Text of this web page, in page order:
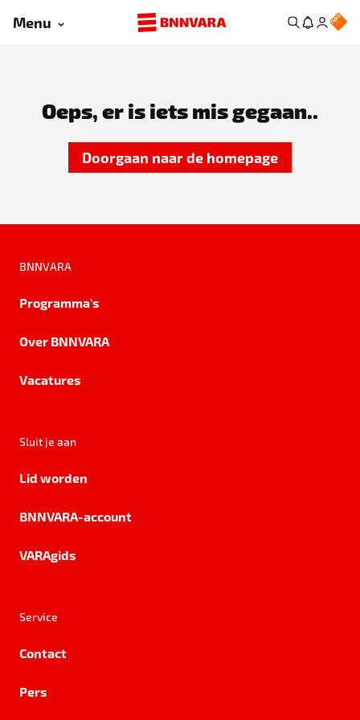
Menu
Oeps, er is iets mis gegaan..
Doorgaan naar de homepage
BNNVARA
Programma's
Over BNNVARA
Vacatures
Sluit je aan
Lid worden
BNNVARA-account
VARAgids
Service
Contact
Pers